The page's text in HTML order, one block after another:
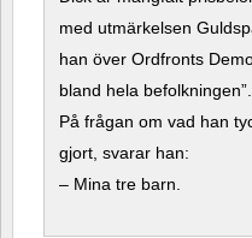
med utmärkelsen
han över Ordfronts
bland hela befolkningen”.
På frågan om vad han
gjort, svarar han:
– Mina tre barn.